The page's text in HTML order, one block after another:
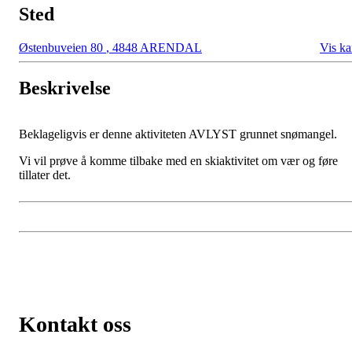
Sted
Østenbuveien 80 , 4848 ARENDAL Vis
Beskrivelse
Beklageligvis er denne aktiviteten AVLYST grunnet snømangel.
Vi vil prøve å komme tilbake med en skiaktivitet om vær og føre
tillater det.
Kontakt oss